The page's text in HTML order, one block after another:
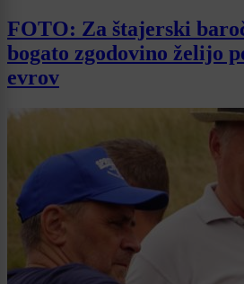
FOTO: Za štajerski
bogato zgodovino želijo
evrov